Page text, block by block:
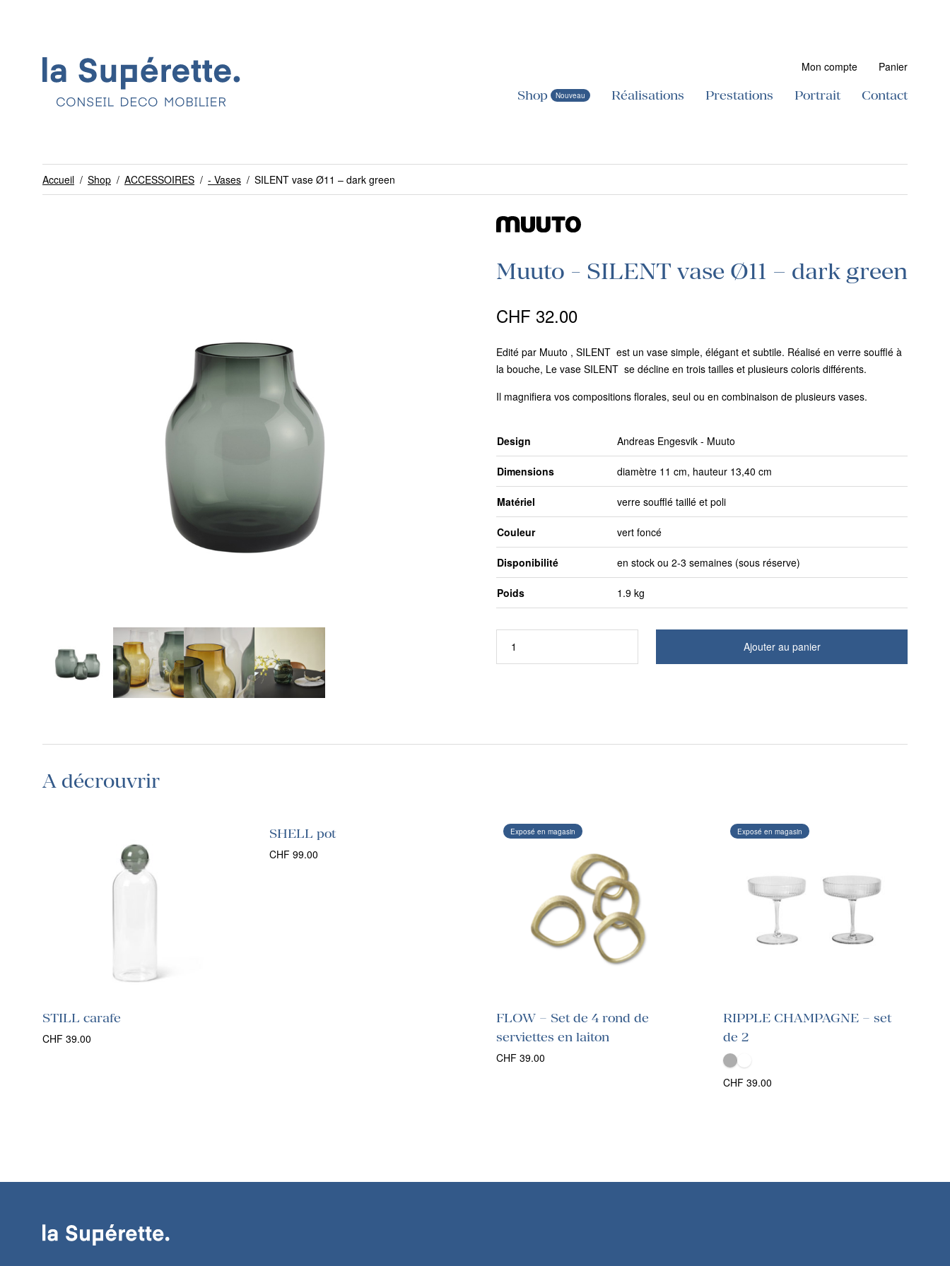
Mon compte Panier
Shop Réalisations Prestations Portrait Contact
Accueil / Shop / ACCESSOIRES / - Vases / SILENT vase Ø11 – dark green
Muuto - SILENT vase Ø11 – dark green
CHF 32.00
Edité par Muuto , SILENT est un vase simple, élégant et subtile. Réalisé en verre soufflé à
la bouche, Le vase SILENT se décline en trois tailles et plusieurs coloris différents.
Il magnifiera vos compositions florales, seul ou en combinaison de plusieurs vases.
Design Andreas Engesvik - Muuto
Dimensions diamètre 11 cm, hauteur 13,40 cm
Matériel verre soufflé taillé et poli
Couleur vert foncé
Disponibilité en stock ou 2-3 semaines (sous réserve)
Poids 1.9 kg
Ajouter au panier
A décrouvrir
STILL carafe
CHF 39.00
SHELL pot
CHF 99.00
FLOW – Set de 4 rond de
serviettes en laiton
CHF 39.00
Exposé en magasin
RIPPLE CHAMPAGNE – set
de 2
CHF 39.00
Exposé en magasin